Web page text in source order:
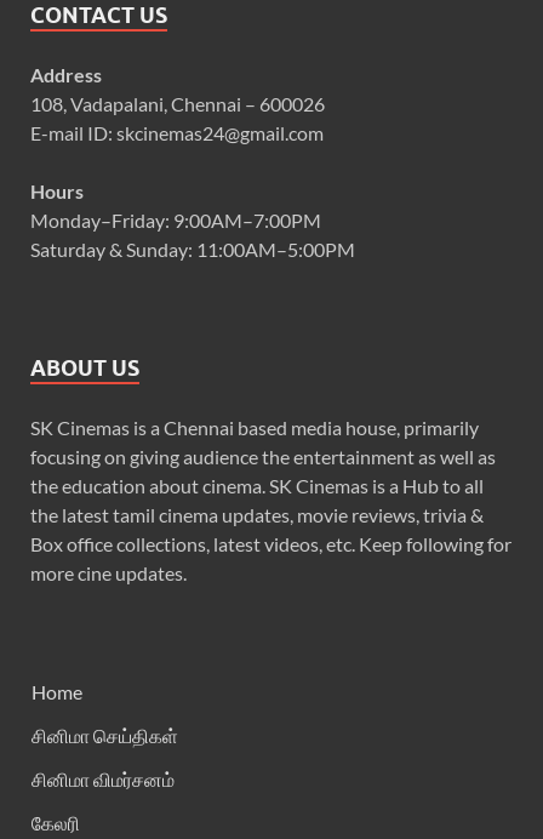
CONTACT US
Address
108, Vadapalani, Chennai – 600026
E-mail ID: skcinemas24@gmail.com
Hours
Monday–Friday: 9:00AM–7:00PM
Saturday & Sunday: 11:00AM–5:00PM
ABOUT US
SK Cinemas is a Chennai based media house, primarily
focusing on giving audience the entertainment as well as
the education about cinema. SK Cinemas is a Hub to all
the latest tamil cinema updates, movie reviews, trivia &
Box office collections, latest videos, etc. Keep following for
more cine updates.
Home
சினிமா செய்திகள்
சினிமா விமர்சனம்
கேலரி